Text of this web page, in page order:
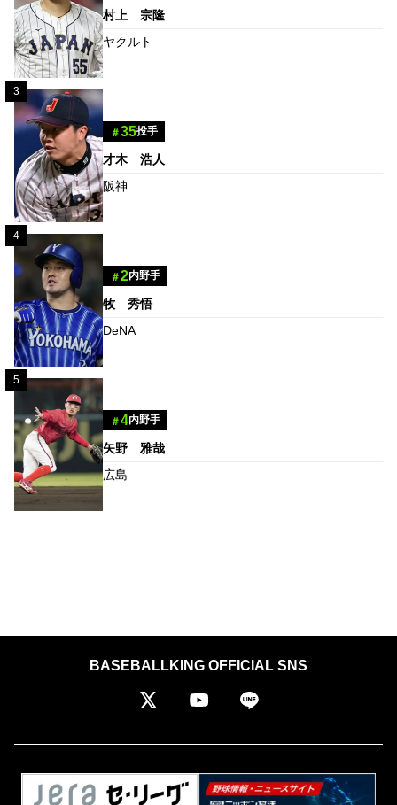
村上 宗隆
ヤクルト
3
＃35投手
才木 浩人
阪神
4
＃2内野手
牧 秀悟
DeNA
5
＃4内野手
矢野 雅哉
広島
BASEBALLKING OFFICIAL SNS